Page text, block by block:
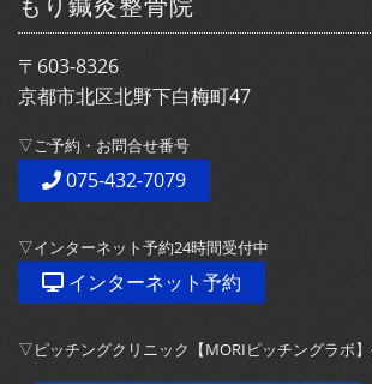
〒603-8326
京都市北区北野下白梅町47
▽ご予約・お問合せ番号
075-432-7079
▽インターネット予約24時間受付中
インターネット予約
▽ピッチングクリニック【MORIピッチングラボ】